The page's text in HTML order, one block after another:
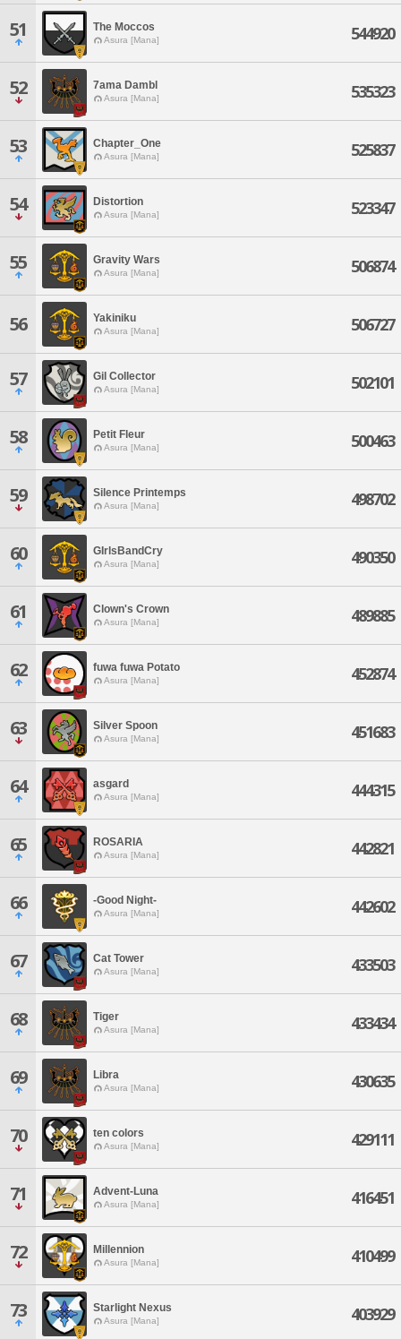
51 The Moccos
Asura [Mana] 544920
52 7ama Dambl
Asura [Mana] 535323
53 Chapter_One
Asura [Mana] 525837
54 Distortion
Asura [Mana] 523347
55 Gravity Wars
Asura [Mana] 506874
56 Yakiniku
Asura [Mana] 506727
57 Gil Collector
Asura [Mana] 502101
58 Petit Fleur
Asura [Mana] 500463
59 Silence Printemps
Asura [Mana] 498702
60 GIrlsBandCry
Asura [Mana] 490350
61 Clown's Crown
Asura [Mana] 489885
62 fuwa fuwa Potato
Asura [Mana] 452874
63 Silver Spoon
Asura [Mana] 451683
64 asgard
Asura [Mana] 444315
65 ROSARIA
Asura [Mana] 442821
66 -Good Night-
Asura [Mana] 442602
67 Cat Tower
Asura [Mana] 433503
68 Tiger
Asura [Mana] 433434
69 Libra
Asura [Mana] 430635
70 ten colors
Asura [Mana] 429111
71 Advent-Luna
Asura [Mana] 416451
72 Millennion
Asura [Mana] 410499
73 Starlight Nexus
Asura [Mana] 403929